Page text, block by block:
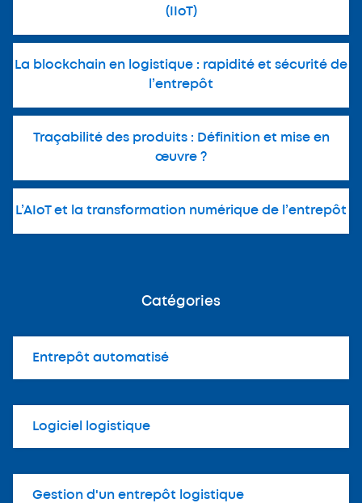
(IIoT)
La blockchain en logistique : rapidité et sécurité de
l’entrepôt
Traçabilité des produits : Définition et mise en
œuvre ?
L’AIoT et la transformation numérique de l’entrepôt
Catégories
Entrepôt automatisé
Logiciel logistique
Gestion d'un entrepôt logistique